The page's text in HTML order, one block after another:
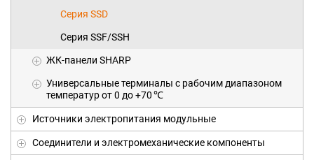
Серия SSD
Серия SSF/SSH
ЖК-панели SHARP
Универсальныe терминалы с рабочим диапазоном
температур от 0 до +70 ℃
Источники электропитания модульные
Соединители и электромеханические компоненты